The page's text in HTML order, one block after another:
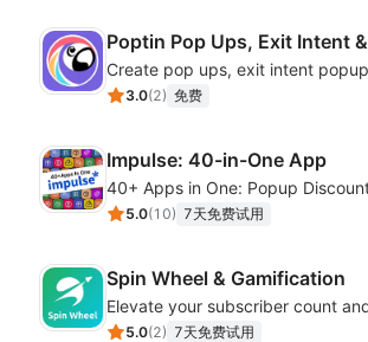
3.0(2) 免费
Impulse: 40-in-One App
5.0(10) 7天免费试用
Spin Wheel & Gamification
5.0(2) 7天免费试用